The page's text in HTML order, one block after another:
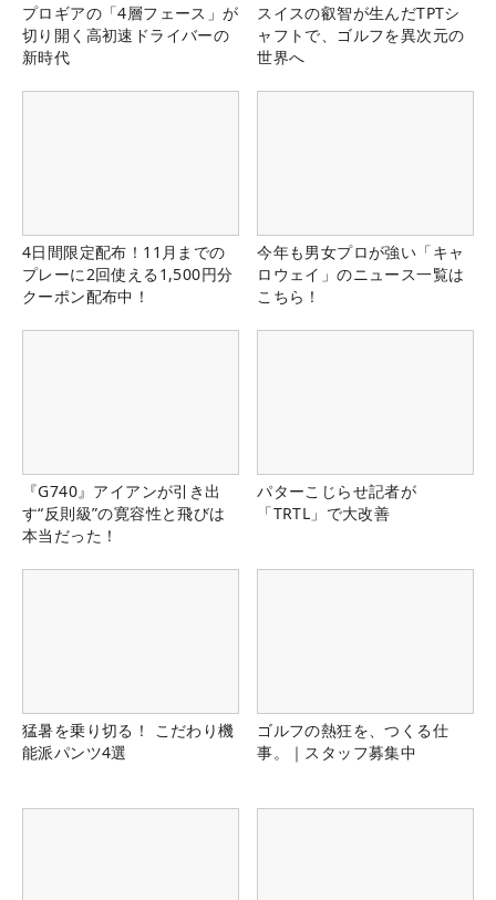
プロギアの「4層フェース」が
切り開く高初速ドライバーの
新時代
スイスの叡智が生んだTPTシ
ャフトで、ゴルフを異次元の
世界へ
4日間限定配布！11月までの
プレーに2回使える1,500円分
クーポン配布中！
今年も男女プロが強い「キャ
ロウェイ」のニュース一覧は
こちら！
『G740』アイアンが引き出
す“反則級”の寛容性と飛びは
本当だった！
パターこじらせ記者が
「TRTL」で大改善
猛暑を乗り切る！ こだわり機
能派パンツ4選
ゴルフの熱狂を、つくる仕
事。｜スタッフ募集中